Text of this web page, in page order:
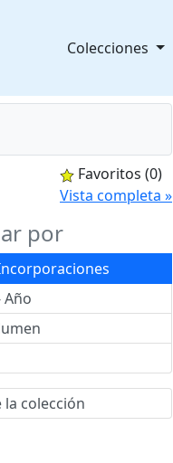
Colecciones
Favoritos (0)
Vista completa »
por
la colección